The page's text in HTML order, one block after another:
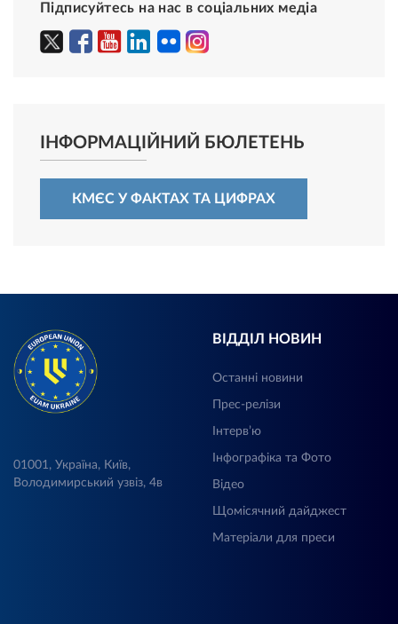
Підписуйтесь на нас в соціальних медіа
ІНФОРМАЦІЙНИЙ БЮЛЕТЕНЬ
КМЄС У ФАКТАХ ТА ЦИФРАХ
01001, Україна, Київ,
Володимирський узвіз, 4в
ВІДДІЛ НОВИН
Останні новини
Прес-релізи
Інтерв’ю
Інфографіка та Фото
Відео
Щомісячний дайджест
Матеріали для преси